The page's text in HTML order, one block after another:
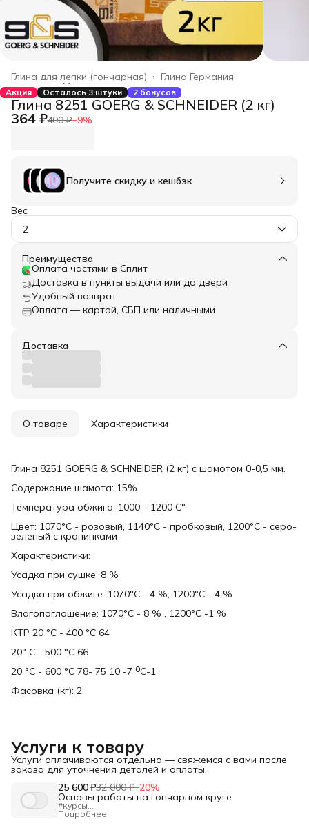
Глина Германия
Глина для лепки (гончарная) ›
Материалы ›
Главная ›
Акция Осталось 3 штуки 2 бонусов
Глина 8251 GOERG & SCHNEIDER (2 кг)
364 ₽400 ₽−9%
Получите скидку и кешбэк
Вес
2
Преимущества
Оплата частями в Сплит
Доставка в пункты выдачи или до двери
Удобный возврат
Оплата — картой, СБП или наличными
Доставка
О товаре Характеристики
Глина 8251 GOERG & SCHNEIDER (2 кг) с шамотом 0-0,5 мм.
Содержание шамота: 15%
Температура обжига: 1000 – 1200 С°
Цвет: 1070°С - розовый, 1140°С - пробковый, 1200°С - серо-
зеленый с крапинками
Характеристики:
Усадка при сушке: 8 %
Усадка при обжиге: 1070°С - 4 %, 1200°С - 4 %
Влагопоглощение: 1070°С - 8 % , 1200°С -1 %
КТР 20 °C - 400 °C 64
20° C - 500 °C 66
20 °C - 600 °C 78- 75 10 -7 ᴼС-1
Фасовка (кг): 2
Услуги к товару
Услуги оплачиваются отдельно — свяжемся с вами после
заказа для уточнения деталей и оплаты.
25 600 ₽32 000 ₽−20%
Основы работы на гончарном круге
#курсы
"Изучение основ гончарного формообразования.
Простые предметы. Тиражирование"
Подробнее